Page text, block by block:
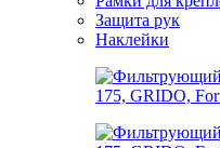
Защита рук
Наклейки